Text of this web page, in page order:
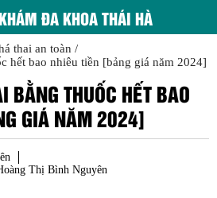
ĐA KHOA THÁI HÀ
thai an toàn /
hết bao nhiêu tiền [bảng giá năm 2024]
BẰNG THUỐC HẾT BAO
GIÁ NĂM 2024]
Thị Bình Nguyên